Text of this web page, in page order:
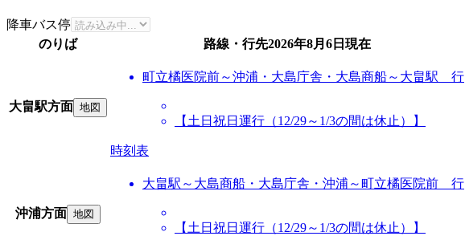
降車バス停
のりば
路線・行先2026年8月6日 現在
大畠駅方面 地図
町立橘医院前～沖浦・大島庁舎・大島商船～大畠駅 行
【土日祝日運行（12/29～1/3の間は休止）】
時刻表
沖浦方面 地図
大畠駅～大島商船・大島庁舎・沖浦～町立橘医院前 行
【土日祝日運行（12/29～1/3の間は休止）】